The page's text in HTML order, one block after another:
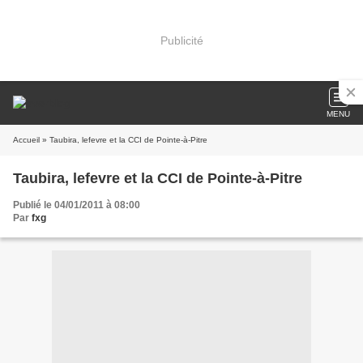
Publicité
MENU
Accueil » Taubira, lefevre et la CCI de Pointe-à-Pitre
Taubira, lefevre et la CCI de Pointe-à-Pitre
Publié le 04/01/2011 à 08:00
Par fxg